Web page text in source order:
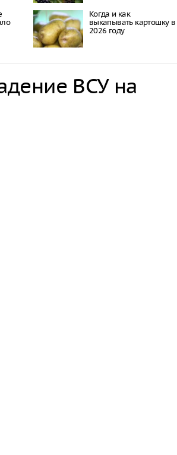
Когда и как
выкапывать картошку в
2026 году
ВСУ на